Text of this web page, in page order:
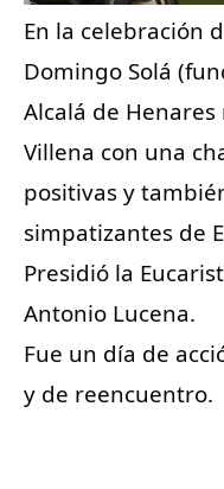
En la celebración
Domingo Solá
Alcalá de
Villena con una
positivas y
simpatizantes de
Presidió la
Antonio Lucena.
Fue un día de
y de reencuentro.